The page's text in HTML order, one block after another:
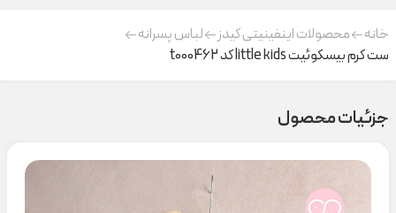
خانه محصولات اینفینیتی کیدز
لباس پسرانه
ست کرم بیسکوئیت little kids کد t000462
جزئیات محصول